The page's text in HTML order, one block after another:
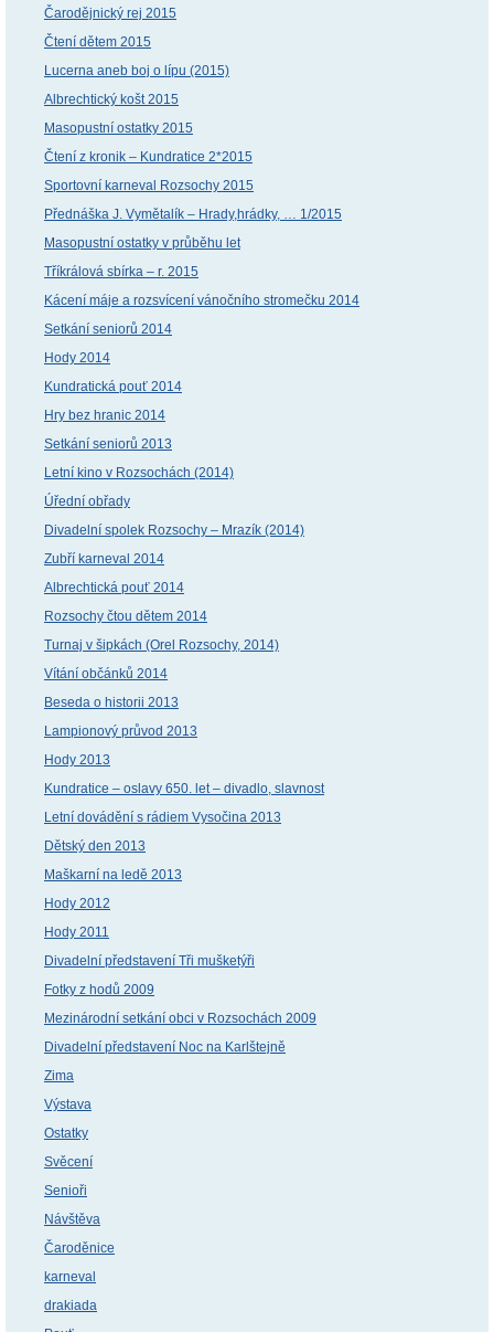
Čarodějnický rej 2015
Čtení dětem 2015
Lucerna aneb boj o lípu (2015)
Albrechtický košt 2015
Masopustní ostatky 2015
Čtení z kronik – Kundratice 2*2015
Sportovní karneval Rozsochy 2015
Přednáška J. Vymětalík – Hrady,hrádky, … 1/2015
Masopustní ostatky v průběhu let
Tříkrálová sbírka – r. 2015
Kácení máje a rozsvícení vánočního stromečku 2014
Setkání seniorů 2014
Hody 2014
Kundratická pouť 2014
Hry bez hranic 2014
Setkání seniorů 2013
Letní kino v Rozsochách (2014)
Úřední obřady
Divadelní spolek Rozsochy – Mrazík (2014)
Zubří karneval 2014
Albrechtická pouť 2014
Rozsochy čtou dětem 2014
Turnaj v šipkách (Orel Rozsochy, 2014)
Vítání občánků 2014
Beseda o historii 2013
Lampionový průvod 2013
Hody 2013
Kundratice – oslavy 650. let – divadlo, slavnost
Letní dovádění s rádiem Vysočina 2013
Dětský den 2013
Maškarní na ledě 2013
Hody 2012
Hody 2011
Divadelní představení Tři mušketýři
Fotky z hodů 2009
Mezinárodní setkání obci v Rozsochách 2009
Divadelní představení Noc na Karlštejně
Zima
Výstava
Ostatky
Svěcení
Senioři
Návštěva
Čaroděnice
karneval
drakiada